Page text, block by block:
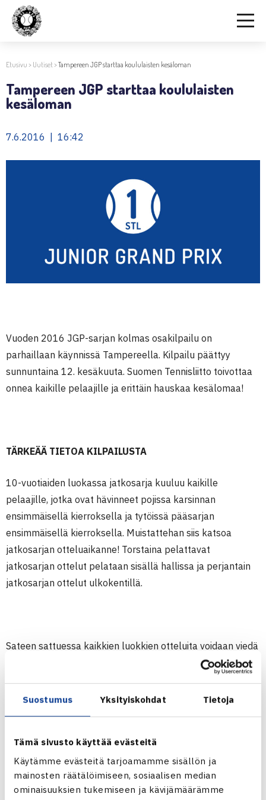
Suostumus Yksityiskohdat Tietoja
Tämä sivusto käyttää evästeitä
Käytämme evästeitä tarjoamamme sisällön ja
mainosten räätälöimiseen, sosiaalisen median
ominaisuuksien tukemiseen ja kävijämäärämme
Etusivu > Uutiset>Tampereen JGP starttaa koululaisten kesäloman
Tampereen JGP starttaa koululaisten
kesäloman
7.6.2016 | 16:42
Vuoden 2016 JGP-sarjan kolmas osakilpailu on
parhaillaan käynnissä Tampereella. Kilpailu päättyy
sunnuntaina 12. kesäkuuta. Suomen Tennisliitto toivottaa
onnea kaikille pelaajille ja erittäin hauskaa kesälomaa!
TÄRKEÄÄ TIETOA KILPAILUSTA
10-vuotiaiden luokassa jatkosarja kuuluu kaikille
pelaajille, jotka ovat hävinneet pojissa karsinnan
ensimmäisellä kierroksella ja tytöissä pääsarjan
ensimmäisellä kierroksella. Muistattehan siis katsoa
jatkosarjan otteluaikanne! Torstaina pelattavat
jatkosarjan ottelut pelataan sisällä hallissa ja perjantain
jatkosarjan ottelut ulkokentillä.
Sateen sattuessa kaikkien luokkien otteluita voidaan viedä
sisälle halliin. Varaathan varmuuden vuoksi mukaan myös
FAIR PLAY -PELAAJA:
Jokaisessa osakilpailussa vuoden 2016 aikana tullaan
valitsemaanJGPfair play –pelaaja. Tampereella tullaan